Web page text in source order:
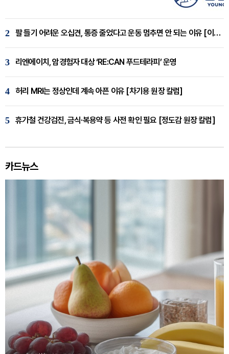
2 팔 들기 어려운 오십견, 통증 줄었다고 운동 멈추면 안 되는 이유 [이병욱 원장 칼럼]
3 리엔에이치, 암경험자 대상 ‘RE:CAN 푸드테라피’ 운영
4 허리 MRI는 정상인데 계속 아픈 이유 [차기용 원장 칼럼]
5 휴가철 건강검진, 금식·복용약 등 사전 확인 필요 [정도감 원장 칼럼]
카드뉴스